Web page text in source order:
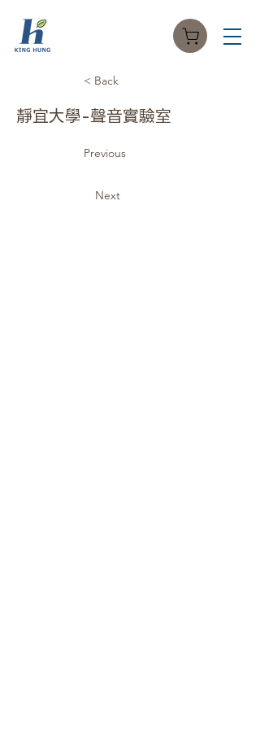
< Back
靜宜大學-聲音實驗室
Previous
Next